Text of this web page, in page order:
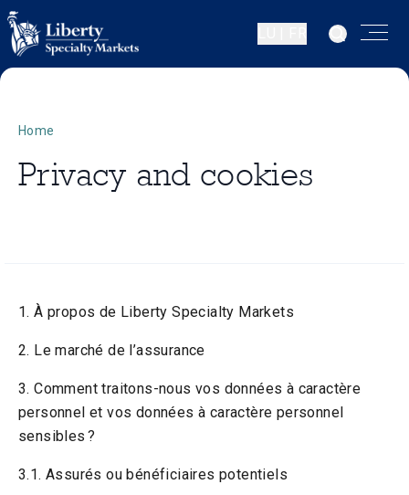
Home
Privacy and cookies
1. À propos de Liberty Specialty Markets
2. Le marché de l’assurance
3. Comment traitons-nous vos données à caractère
personnel et vos données à caractère personnel
sensibles ?
3.1. Assurés ou bénéficiaires potentiels